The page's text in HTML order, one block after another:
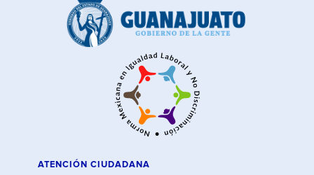
ATENCIÓN CIUDADANA